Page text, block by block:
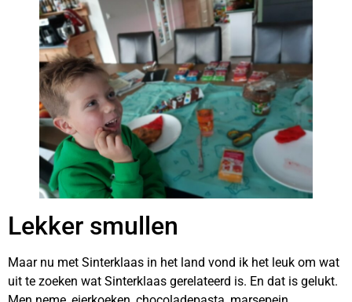
Lekker smullen
Maar nu met Sinterklaas in het land vond ik het leuk om wat
uit te zoeken wat Sinterklaas gerelateerd is. En dat is gelukt.